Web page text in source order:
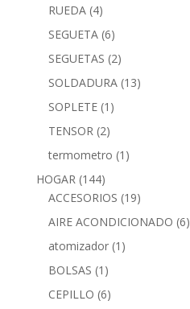
RUEDA (4)
SEGUETA (6)
SEGUETAS (2)
SOLDADURA (13)
SOPLETE (1)
TENSOR (2)
termometro (1)
HOGAR (144)
ACCESORIOS (19)
AIRE ACONDICIONADO (6)
atomizador (1)
BOLSAS (1)
CEPILLO (6)